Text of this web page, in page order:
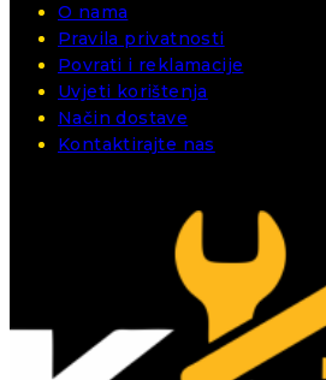
O nama
Pravila privatnosti
Povrati i reklamacije
Uvjeti korištenja
Način dostave
Kontaktirajte nas